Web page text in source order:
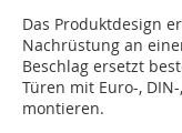
Das Produktdesign
Nachrüstung an
Beschlag ersetzt
Türen mit Euro-,
montieren.